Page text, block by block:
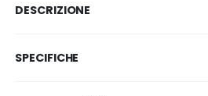
DESCRIZIONE
SPECIFICHE